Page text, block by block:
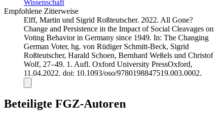
Wissenschaft
Empfohlene Zitierweise
Elff, Martin und Sigrid Roßteutscher. 2022. All Gone?
Change and Persistence in the Impact of Social Cleavages on
Voting Behavior in Germany since 1949. In: The Changing
German Voter, hg. von Rüdiger Schmitt-Beck, Sigrid
Roßteutscher, Harald Schoen, Bernhard Weßels und Christof
Wolf, 27–49. 1. Aufl. Oxford University PressOxford,
11.04.2022. doi: 10.1093/oso/9780198847519.003.0002.
Beteiligte FGZ-Autoren